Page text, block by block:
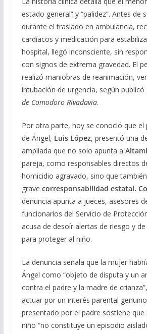
estado general” y “palidez”. Antes de
durante el traslado en ambulancia,
cardíacos y medicación para
hospital, llegó inconsciente, sin
con signos de extrema gravedad. El
realizó maniobras de reanimación,
intubación de urgencia, según publicó
de Comodoro Rivadavia.
Por otra parte, hoy se conoció que el
de Ángel, Luis López, presentó una
ampliada que no solo apunta a
pareja, como responsables directos
homicidio agravado, sino que
grave corresponsabilidad estatal.
denuncia apunta a jueces, asesores
funcionarios del Servicio de
acusa de desoír alertas de riesgo y
para proteger al niño.
La denuncia señala que la mujer
Ángel como “objeto de disputa y un
contra el padre y la madre de
actuar por un interés parental
presentado por el padre sostiene que
niño “no constituye un episodio